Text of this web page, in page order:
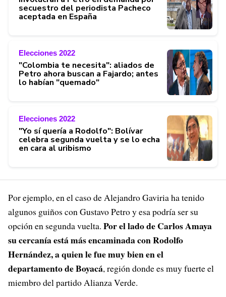
secuestro del periodista Pacheco
aceptada en España
Elecciones 2022
"Colombia te necesita": aliados de
Petro ahora buscan a Fajardo; antes
lo habían "quemado"
Elecciones 2022
"Yo sí quería a Rodolfo": Bolívar
celebra segunda vuelta y se lo echa
en cara al uribismo
Por ejemplo, en el caso de Alejandro Gaviria ha tenido
algunos guiños con Gustavo Petro y esa podría ser su
opción en segunda vuelta. Por el lado de Carlos Amaya
su cercanía está más encaminada con Rodolfo
Hernández, a quien le fue muy bien en el
departamento de Boyacá, región donde es muy fuerte el
miembro del partido Alianza Verde.